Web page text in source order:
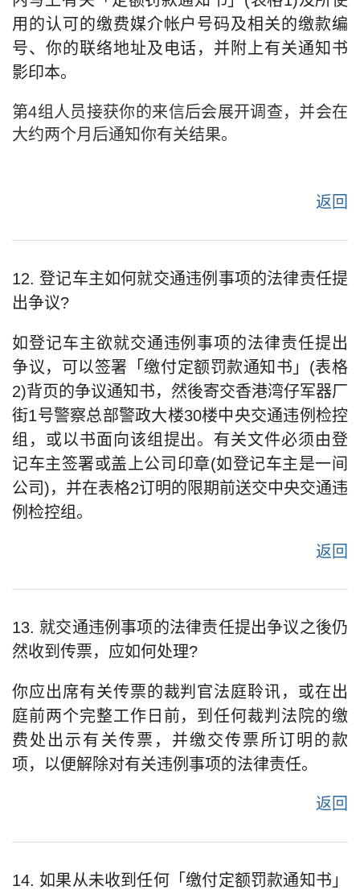
用的认可的缴费媒介帐户号码及相关的缴款编
号、你的联络地址及电话，并附上有关通知书
影印本。
第4组人员接获你的来信后会展开调查，并会在
大约两个月后通知你有关结果。
返回
12. 登记车主如何就交通违例事项的法律责任提
出争议?
如登记车主欲就交通违例事项的法律责任提出
争议，可以签署「缴付定额罚款通知书」(表格
2)背页的争议通知书，然後寄交香港湾仔军器厂
街1号警察总部警政大楼30楼中央交通违例检控
组，或以书面向该组提出。有关文件必须由登
记车主签署或盖上公司印章(如登记车主是一间
公司)，并在表格2订明的限期前送交中央交通违
例检控组。
返回
13. 就交通违例事项的法律责任提出争议之後仍
然收到传票，应如何处理?
你应出席有关传票的裁判官法庭聆讯，或在出
庭前两个完整工作日前，到任何裁判法院的缴
费处出示有关传票，并缴交传票所订明的款
项，以便解除对有关违例事项的法律责任。
返回
14. 如果从未收到任何「缴付定额罚款通知书」